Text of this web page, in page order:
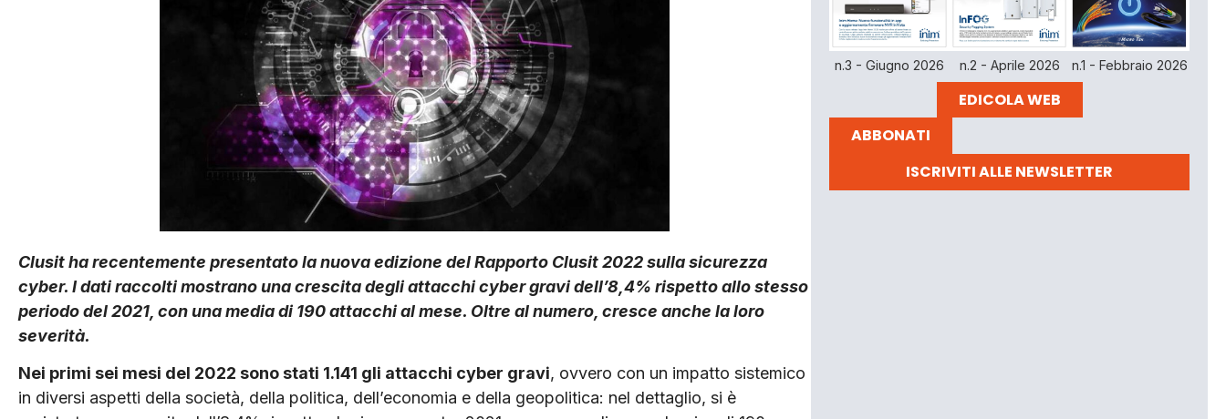
Clusit ha recentemente presentato la nuova edizione del Rapporto Clusit 2022 sulla sicurezza
cyber. I dati raccolti mostrano una crescita degli attacchi cyber gravi dell’8,4% rispetto allo stesso
periodo del 2021, con una media di 190 attacchi al mese. Oltre al numero, cresce anche la loro
severità.
Nei primi sei mesi del 2022 sono stati 1.141 gli attacchi cyber gravi, ovvero con un impatto sistemico
in diversi aspetti della società, della politica, dell’economia e della geopolitica: nel dettaglio, si è
n.3 - Giugno 2026 n.2 - Aprile 2026 n.1 - Febbraio 2026
EDICOLA WEB
ABBONATI
ISCRIVITI ALLE NEWSLETTER